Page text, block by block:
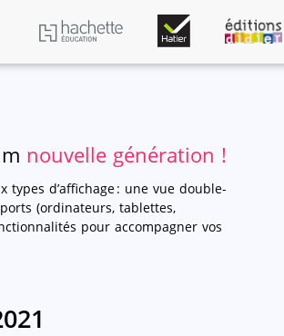
nouvelle génération !
d’affichage : une vue double-
(ordinateurs, tablettes,
pour accompagner vos